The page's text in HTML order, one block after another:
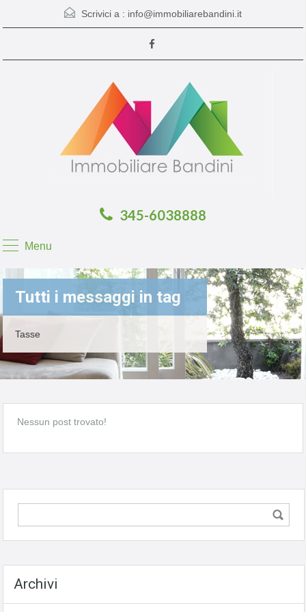
Scrivici a : info@immobiliarebandini.it
345-6038888
Menu
Tutti i messaggi in tag
Tasse
Nessun post trovato!
Archivi